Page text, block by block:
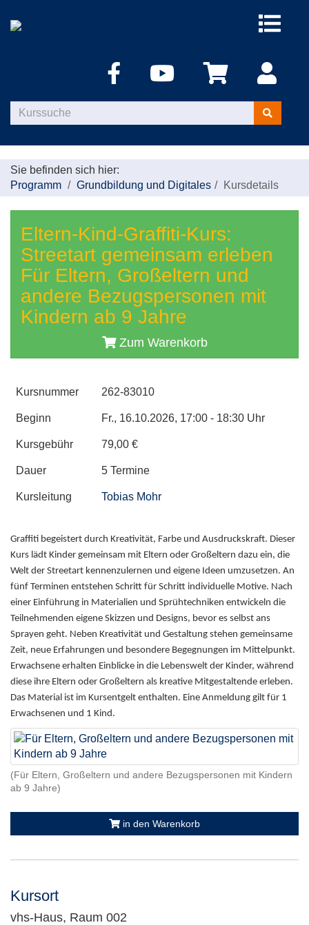
Menü
Kurse
suchen
Sie befinden sich hier:
Programm
Grundbildung und Digitales Kursdetails
Eltern-Kind-Graffiti-Kurs:
Streetart gemeinsam erleben
Für Eltern, Großeltern und
andere Bezugspersonen mit
Kindern ab 9 Jahre
Zum Warenkorb
Kursnummer 262-83010
Beginn Fr., 16.10.2026, 17:00 - 18:30 Uhr
Kursgebühr 79,00 €
Dauer 5 Termine
Kursleitung Tobias Mohr
Graffiti begeistert durch Kreativität, Farbe und Ausdruckskraft. Dieser
Kurs lädt Kinder gemeinsam mit Eltern oder Großeltern dazu ein, die
Welt der Streetart kennenzulernen und eigene Ideen umzusetzen. An
fünf Terminen entstehen Schritt für Schritt individuelle Motive. Nach
einer Einführung in Materialien und Sprühtechniken entwickeln die
Teilnehmenden eigene Skizzen und Designs, bevor es selbst ans
Sprayen geht. Neben Kreativität und Gestaltung stehen gemeinsame
Zeit, neue Erfahrungen und besondere Begegnungen im Mittelpunkt.
Erwachsene erhalten Einblicke in die Lebenswelt der Kinder, während
diese ihre Eltern oder Großeltern als kreative Mitgestaltende erleben.
Das Material ist im Kursentgelt enthalten. Eine Anmeldung gilt für 1
Erwachsenen und 1 Kind.
(Für Eltern, Großeltern und andere Bezugspersonen mit Kindern
ab 9 Jahre)
in den Warenkorb
Kursort
vhs-Haus, Raum 002